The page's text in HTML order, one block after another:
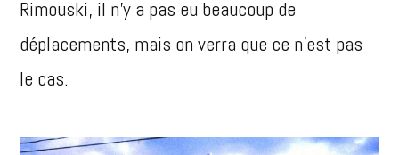
Rimouski, il n’y a pas eu beaucoup de
déplacements, mais on verra que ce n’est pas
le cas.